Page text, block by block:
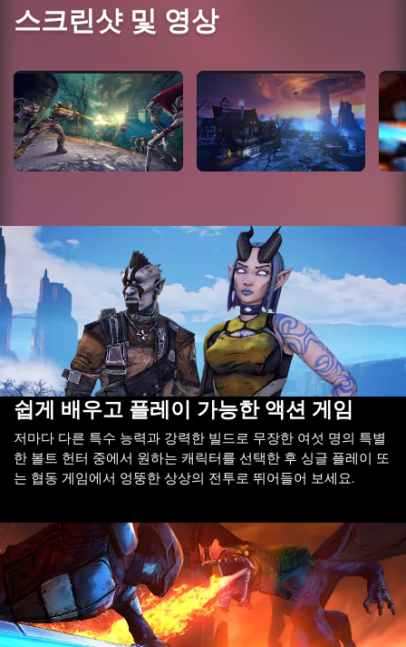
스크린샷 및 영상
쉽게 배우고 플레이 가능한 액션 게임
저마다 다른 특수 능력과 강력한 빌드로 무장한 여섯 명의 특별
한 볼트 헌터 중에서 원하는 캐릭터를 선택한 후 싱글 플레이 또
는 협동 게임에서 엉뚱한 상상의 전투로 뛰어들어 보세요.